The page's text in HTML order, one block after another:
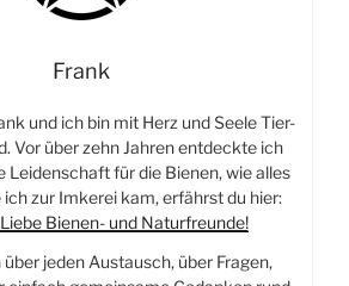
Frank
und ich bin mit Herz und Seele Tier-
Vor über zehn Jahren entdeckte ich
Leidenschaft für die Bienen, wie alles
ich zur Imkerei kam, erfährst du hier:
Bienen- und Naturfreunde!
jeden Austausch, über Fragen,